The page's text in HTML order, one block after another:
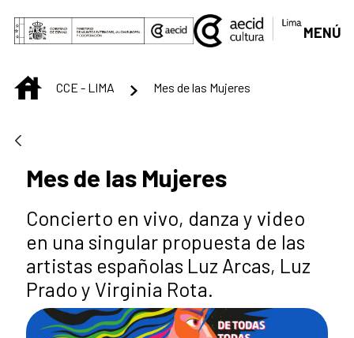
Saltar al contenido principal
MENÚ
INICIOCCE - LIMA Mes de las Mujeres
Mes de las Mujeres
Concierto en vivo, danza y video
en una singular propuesta de las
artistas españolas Luz Arcas, Luz
Prado y Virginia Rota.